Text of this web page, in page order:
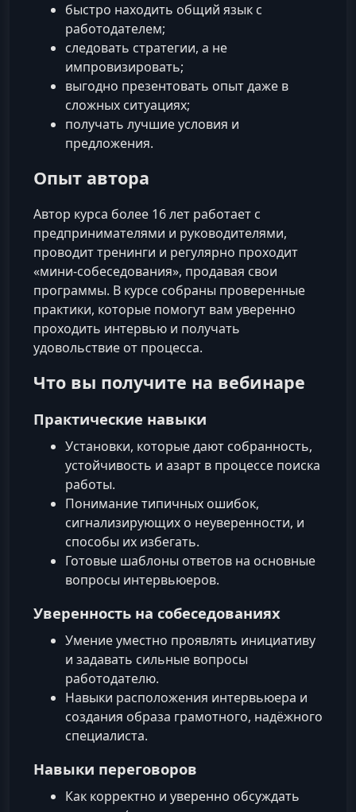
быстро находить общий язык с
работодателем;
следовать стратегии, а не
импровизировать;
выгодно презентовать опыт даже в
сложных ситуациях;
получать лучшие условия и
предложения.
Опыт автора
Автор курса более 16 лет работает с
предпринимателями и руководителями,
проводит тренинги и регулярно проходит
«мини‑собеседования», продавая свои
программы. В курсе собраны проверенные
практики, которые помогут вам уверенно
проходить интервью и получать
удовольствие от процесса.
Что вы получите на вебинаре
Практические навыки
Установки, которые дают собранность,
устойчивость и азарт в процессе поиска
работы.
Понимание типичных ошибок,
сигнализирующих о неуверенности, и
способы их избегать.
Готовые шаблоны ответов на основные
вопросы интервьюеров.
Уверенность на собеседованиях
Умение уместно проявлять инициативу
и задавать сильные вопросы
работодателю.
Навыки расположения интервьюера и
создания образа грамотного, надёжного
специалиста.
Навыки переговоров
Как корректно и уверенно обсуждать